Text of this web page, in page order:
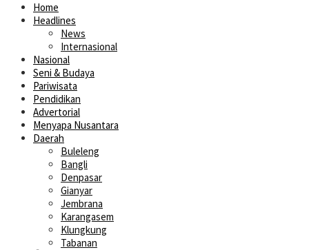
Home
Headlines
News
Internasional
Nasional
Seni & Budaya
Pariwisata
Pendidikan
Advertorial
Menyapa Nusantara
Daerah
Buleleng
Bangli
Denpasar
Gianyar
Jembrana
Karangasem
Klungkung
Tabanan